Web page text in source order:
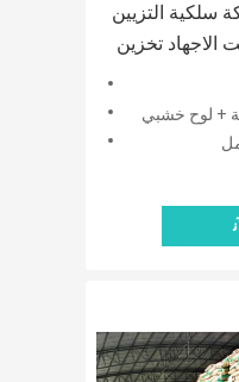
سلكية التزيين
الاجهاد تخزين
+ لوح خشبي